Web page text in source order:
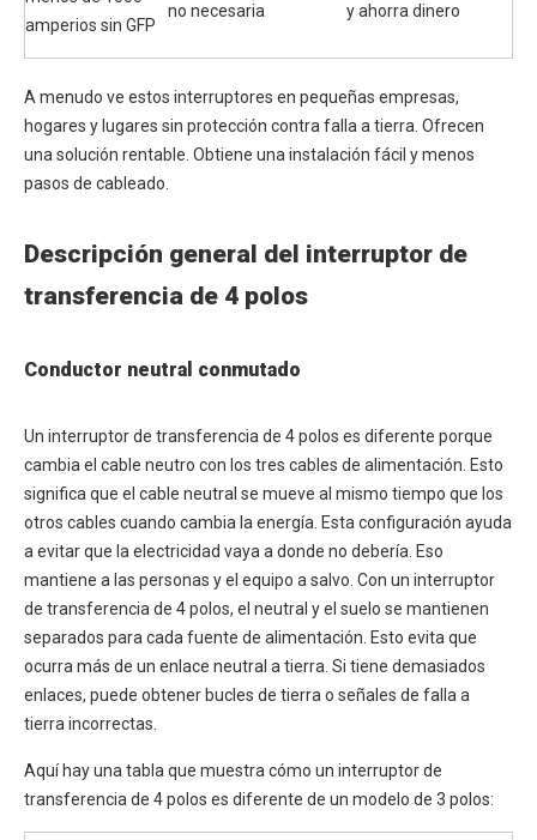
amperios sin GFP
no necesaria
y ahorra dinero
A menudo ve estos interruptores en pequeñas empresas,
hogares y lugares sin protección contra falla a tierra. Ofrecen
una solución rentable. Obtiene una instalación fácil y menos
pasos de cableado.
Descripción general del interruptor de
transferencia de 4 polos
Conductor neutral conmutado
Un interruptor de transferencia de 4 polos es diferente porque
cambia el cable neutro con los tres cables de alimentación. Esto
significa que el cable neutral se mueve al mismo tiempo que los
otros cables cuando cambia la energía. Esta configuración ayuda
a evitar que la electricidad vaya a donde no debería. Eso
mantiene a las personas y el equipo a salvo. Con un interruptor
de transferencia de 4 polos, el neutral y el suelo se mantienen
separados para cada fuente de alimentación. Esto evita que
ocurra más de un enlace neutral a tierra. Si tiene demasiados
enlaces, puede obtener bucles de tierra o señales de falla a
tierra incorrectas.
Aquí hay una tabla que muestra cómo un interruptor de
transferencia de 4 polos es diferente de un modelo de 3 polos: